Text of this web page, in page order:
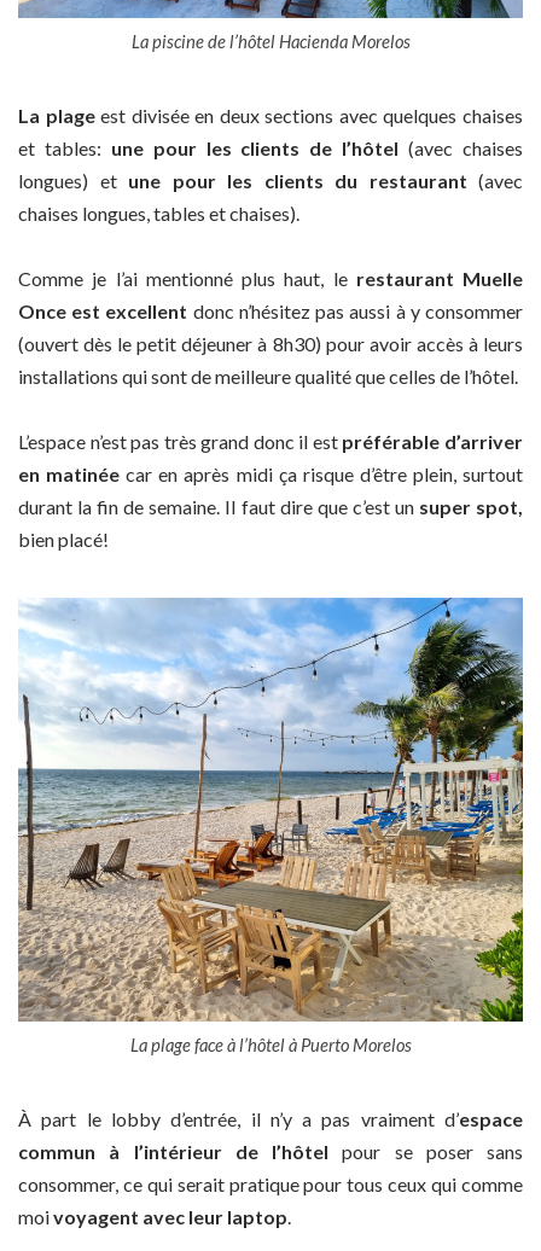
La piscine de l’hôtel Hacienda Morelos
La plageest divisée en deux sections avec quelques chaises
et tables: une pour les clients de l’hôtel(avec chaises
longues) etune pour les clients du restaurant (avec
chaises longues, tables et chaises).
Comme je l’ai mentionné plus haut, lerestaurant Muelle
Once est excellent donc n’hésitez pas aussi à y consommer
(ouvert dès le petit déjeuner à 8h30) pour avoir accès à leurs
installations qui sont de meilleure qualité que celles de l’hôtel.
L’espace n’est pas très grand donc il est préférable d’arriver
en matinée car en après midi ça risque d’être plein, surtout
durant la fin de semaine. Il faut dire que c’est un super spot,
bien placé!
La plage face à l’hôtel à Puerto Morelos
À part le lobby d’entrée, il n’y a pas vraiment d’espace
commun à l’intérieur de l’hôtel pour se poser sans
consommer, ce qui serait pratique pour tous ceux qui comme
moivoyagent avec leur laptop.